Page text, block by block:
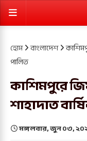
হোম বাংলাদেশ
পালিত
কাশিমপুরে
শাহাদাত
মঙ্গলবার, জুন ০৩,